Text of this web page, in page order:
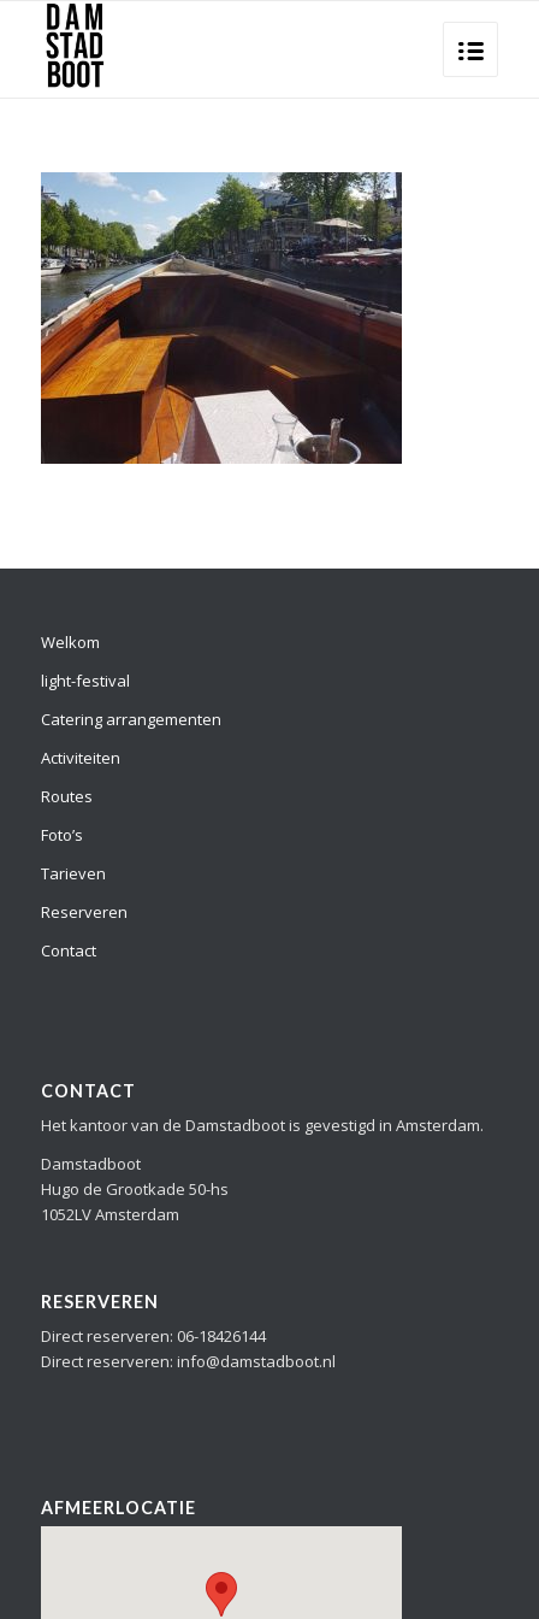
Welkom
light-festival
Catering arrangementen
Activiteiten
Routes
Foto’s
Tarieven
Reserveren
Contact
CONTACT
Het kantoor van de Damstadboot is gevestigd in Amsterdam.
Damstadboot
Hugo de Grootkade 50-hs
1052LV Amsterdam
RESERVEREN
Direct reserveren: 06-18426144
Direct reserveren: info@damstadboot.nl
AFMEERLOCATIE